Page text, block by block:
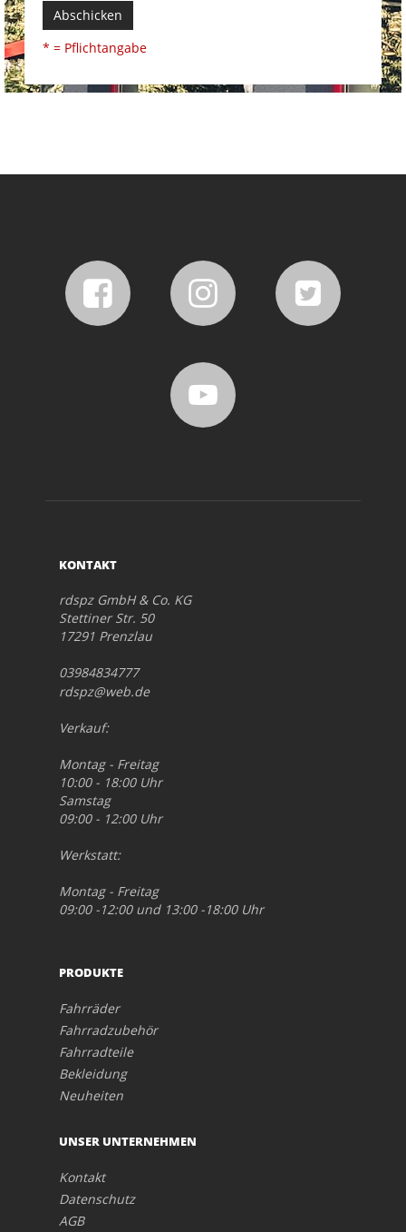
Abschicken
* = Pflichtangabe
KONTAKT
rdspz GmbH & Co. KG
Stettiner Str. 50
17291 Prenzlau
03984834777
rdspz@web.de
Verkauf:
Montag - Freitag
10:00 - 18:00 Uhr
Samstag
09:00 - 12:00 Uhr
Werkstatt:
Montag - Freitag
09:00 -12:00 und 13:00 -18:00 Uhr
PRODUKTE
Fahrräder
Fahrradzubehör
Fahrradteile
Bekleidung
Neuheiten
UNSER UNTERNEHMEN
Kontakt
Datenschutz
AGB